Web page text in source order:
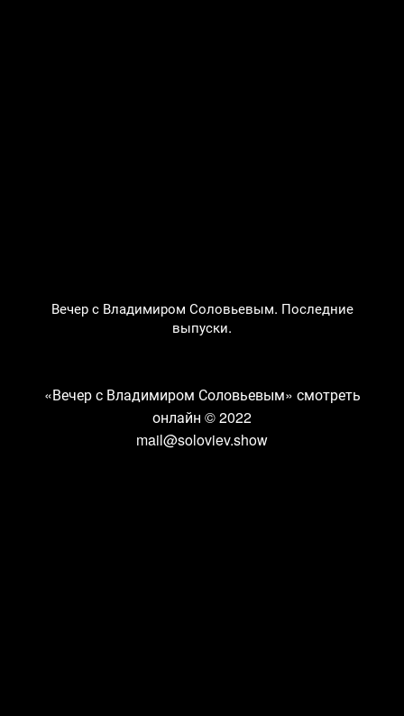
Вечер с Владимиром Соловьевым. Последние
выпуски.
«Вечер с Владимиром Соловьевым» смотреть
онлайн © 2022
mail@soloviev.show